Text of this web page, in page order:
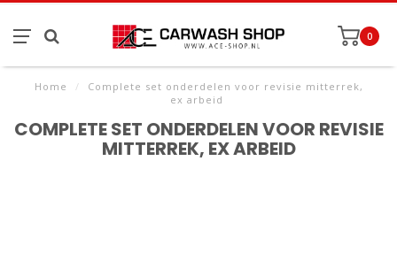
0
Home /
Complete set onderdelen voor revisie mitterrek,
ex arbeid
COMPLETE SET ONDERDELEN VOOR REVISIE
MITTERREK, EX ARBEID